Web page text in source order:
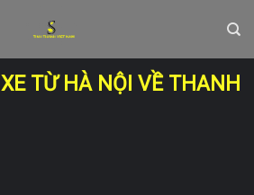
XE TỪ HÀ NỘI VỀ THANH